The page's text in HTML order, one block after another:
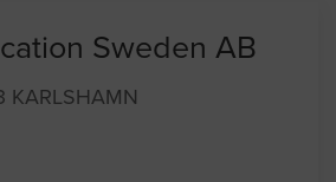
Sweden AB
KARLSHAMN